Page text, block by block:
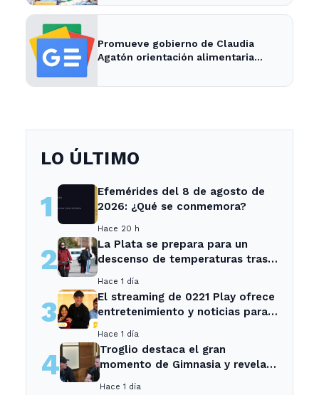
Promueve gobierno de Claudia
Agatón orientación alimentaria
Ensenada
LO ÚLTIMO
1
Efemérides del 8 de agosto de
2026: ¿Qué se conmemora?
Hace 20 h
2
La Plata se prepara para un
descenso de temperaturas tras
Hace 1 día
3
El streaming de 0221 Play ofrece
entretenimiento y noticias para
Ensenada.
Hace 1 día
4
Troglio destaca el gran
momento de Gimnasia y revela
Hace 1 día